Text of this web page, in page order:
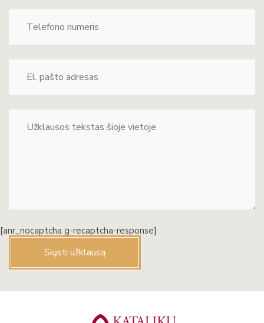
[anr_nocaptcha g-recaptcha-response]